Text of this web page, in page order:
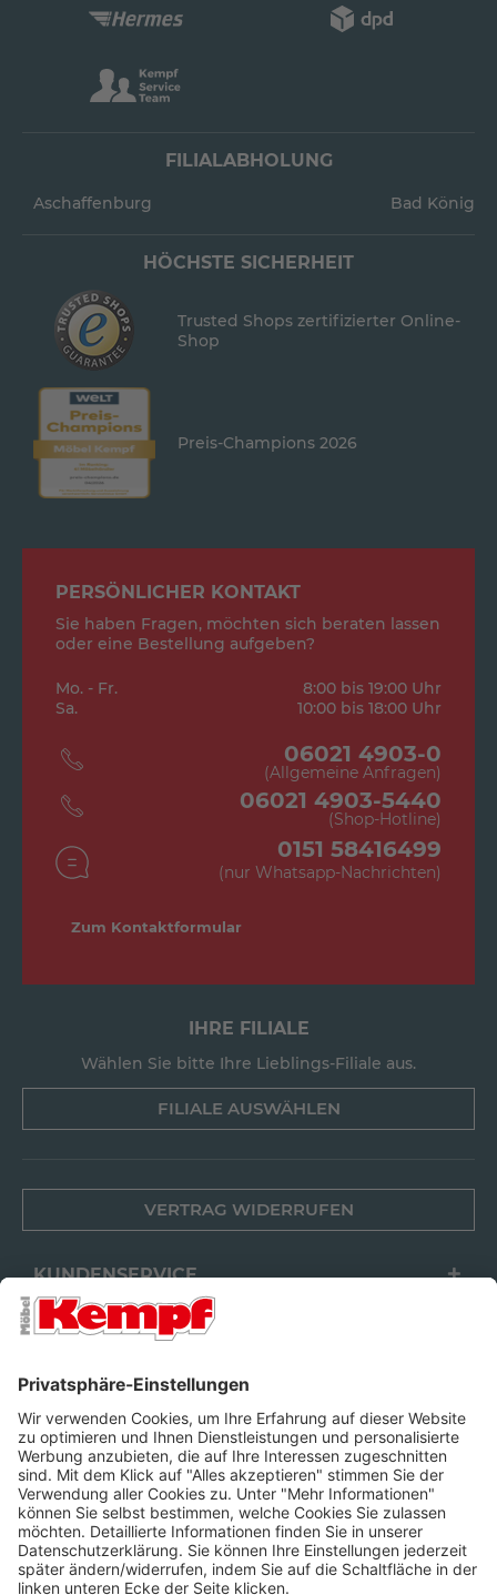
FILIALABHOLUNG
Aschaffenburg Bad König
HÖCHSTE SICHERHEIT
Trusted Shops zertifizierter Online-
Shop
Preis-Champions 2026
PERSÖNLICHER KONTAKT
Sie haben Fragen, möchten sich beraten lassen
oder eine Bestellung aufgeben?
Mo. - Fr.
8:00 bis 19:00 Uhr
Sa.
10:00 bis 18:00 Uhr
06021 4903-0
(Allgemeine Anfragen)
06021 4903-5440
(Shop-Hotline)
0151 58416499
(nur Whatsapp-Nachrichten)
Zum Kontaktformular
IHRE FILIALE
Wählen Sie bitte Ihre Lieblings-Filiale aus.
FILIALE AUSWÄHLEN
VERTRAG WIDERRUFEN
KUNDENSERVICE
FILIALEN
FOLGEN SIE UNS
Barrierefreiheit Cookie-Einstellungen Widerrufsrecht